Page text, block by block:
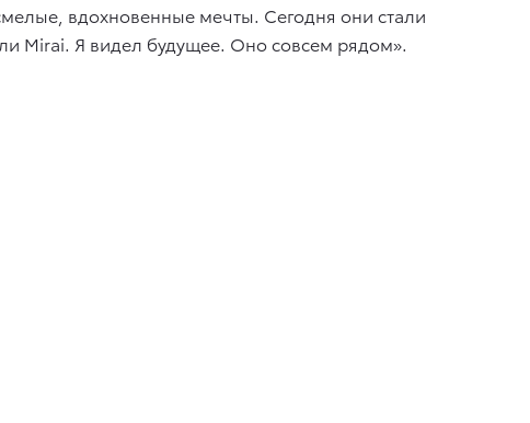
вдохновенные мечты. Сегодня они стали
Mirai. Я видел будущее. Оно совсем рядом».